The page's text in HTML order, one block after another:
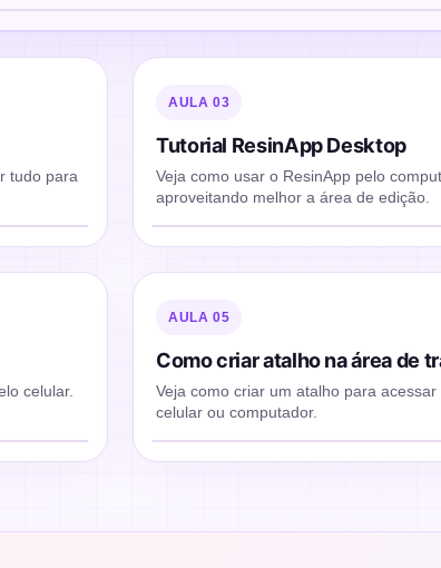
▶
tudo para
AULA 03
Tutorial ResinApp Desktop
Veja como usar o ResinApp pelo
aproveitando melhor a área de edição.
celular.
AULA 05
Como criar atalho na área de
Veja como criar um atalho para
celular ou computador.